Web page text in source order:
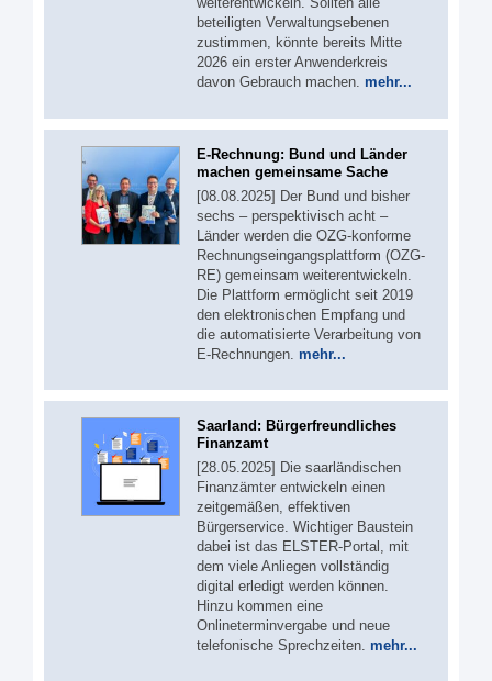
beteiligten Verwaltungsebenen
zustimmen, könnte bereits Mitte
2026 ein erster Anwenderkreis
davon Gebrauch machen. mehr...
E-Rechnung: Bund und Länder
machen gemeinsame Sache
[08.08.2025] Der Bund und bisher
sechs – perspektivisch acht –
Länder werden die OZG-konforme
Rechnungseingangsplattform (OZG-
RE) gemeinsam weiterentwickeln.
Die Plattform ermöglicht seit 2019
den elektronischen Empfang und
die automatisierte Verarbeitung von
E-Rechnungen. mehr...
Saarland: Bürgerfreundliches
Finanzamt
[28.05.2025] Die saarländischen
Finanzämter entwickeln einen
zeitgemäßen, effektiven
Bürgerservice. Wichtiger Baustein
dabei ist das ELSTER-Portal, mit
dem viele Anliegen vollständig
digital erledigt werden können.
Hinzu kommen eine
Onlineterminvergabe und neue
telefonische Sprechzeiten. mehr...